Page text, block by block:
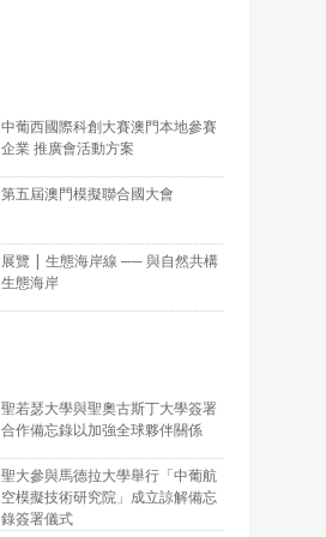
中葡西國際科創大賽澳門本地參賽
企業 推廣會活動方案
第五屆澳門模擬聯合國大會
展覽 | 生態海岸線 ── 與自然共構
生態海岸
聖若瑟大學與聖奧古斯丁大學簽署
合作備忘錄以加強全球夥伴關係
聖大參與馬德拉大學舉行「中葡航
空模擬技術研究院」成立諒解備忘
錄簽署儀式